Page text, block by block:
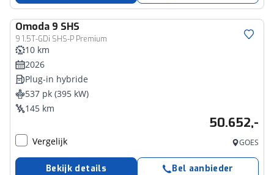
Omoda 9 SHS
9 1.5T-GDi SHS-P Premium
10 km
2026
Plug-in hybride
537 pk (395 kW)
145 km
50.652,-
Vergelijk GOES
Bekijk details Bel aanbieder